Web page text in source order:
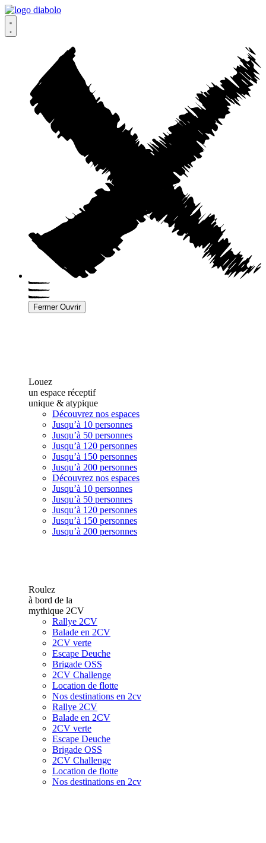
Fermer Ouvrir
Louez
un espace réceptif
unique & atypique
Découvrez nos espaces
Jusqu’à 10 personnes
Jusqu’à 50 personnes
Jusqu’à 120 personnes
Jusqu’à 150 personnes
Jusqu’à 200 personnes
Découvrez nos espaces
Jusqu’à 10 personnes
Jusqu’à 50 personnes
Jusqu’à 120 personnes
Jusqu’à 150 personnes
Jusqu’à 200 personnes
Roulez
à bord de la
mythique 2CV
Rallye 2CV
Balade en 2CV
2CV verte
Escape Deuche
Brigade OSS
2CV Challenge
Location de flotte
Nos destinations en 2cv
Rallye 2CV
Balade en 2CV
2CV verte
Escape Deuche
Brigade OSS
2CV Challenge
Location de flotte
Nos destinations en 2cv